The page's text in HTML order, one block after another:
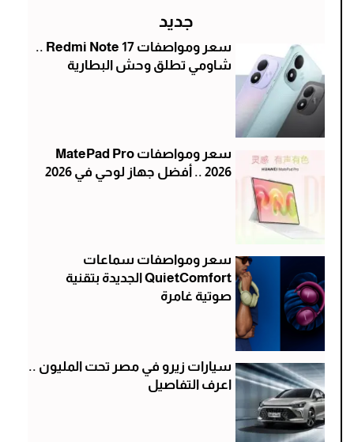
جديد
سعر ومواصفات Redmi Note 17 ..
شاومي تطلق وحش البطارية
سعر ومواصفات MatePad Pro
2026 .. أفضل جهاز لوحي في 2026
سعر ومواصفات سماعات
QuietComfort الجديدة بتقنية
صوتية غامرة
سيارات زيرو في مصر تحت المليون ..
اعرف التفاصيل